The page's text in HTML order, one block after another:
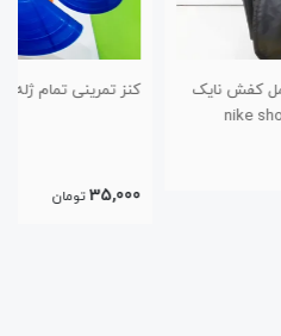
کنز تمرینی تمام ژله ای نشکن